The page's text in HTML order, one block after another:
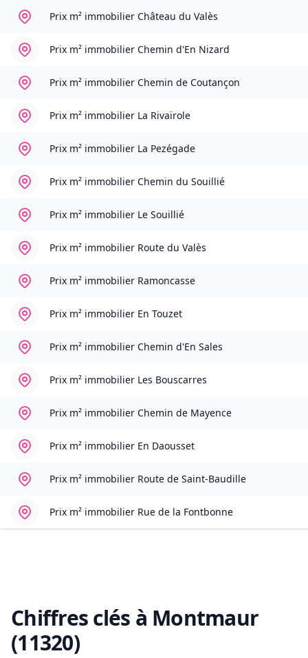
Prix m² immobilier Château du Valès
Prix m² immobilier Chemin d'En Nizard
Prix m² immobilier Chemin de Coutançon
Prix m² immobilier La Rivaïrole
Prix m² immobilier La Pezégade
Prix m² immobilier Chemin du Souillié
Prix m² immobilier Le Souillié
Prix m² immobilier Route du Valès
Prix m² immobilier Ramoncasse
Prix m² immobilier En Touzet
Prix m² immobilier Chemin d'En Sales
Prix m² immobilier Les Bouscarres
Prix m² immobilier Chemin de Mayence
Prix m² immobilier En Daousset
Prix m² immobilier Route de Saint-Baudille
Prix m² immobilier Rue de la Fontbonne
Chiffres clés à Montmaur
(11320)